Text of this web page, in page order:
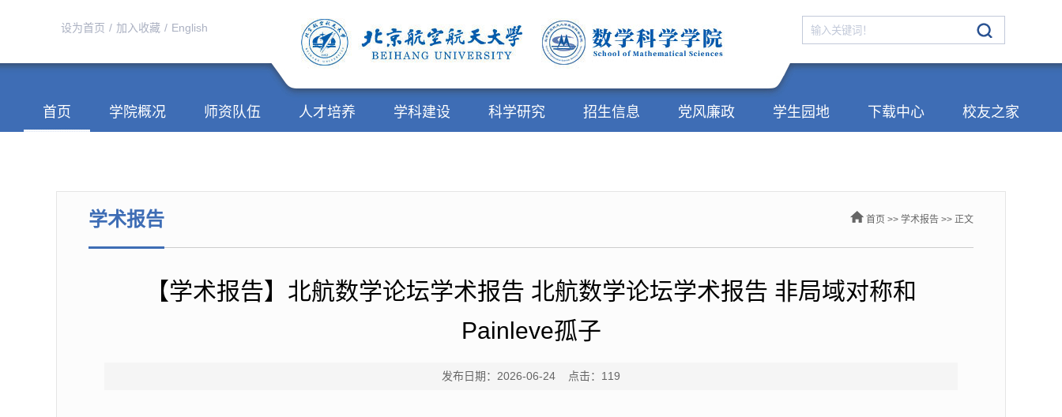
设为首页 / 加入收藏 / English
首页 学院概况 师资队伍 人才培养 学科建设 科学研究 招生信息 党风廉政 学生园地 下载中心 校友之家
学术报告 首页 >> 学术报告 >> 正文
【学术报告】北航数学论坛学术报告 北航数学论坛学术报告 非局域对称和
Painleve孤子
发布日期：2026-06-24 点击： 119